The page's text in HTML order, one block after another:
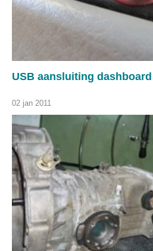
USB aansluiting dashboard
02 jan 2011